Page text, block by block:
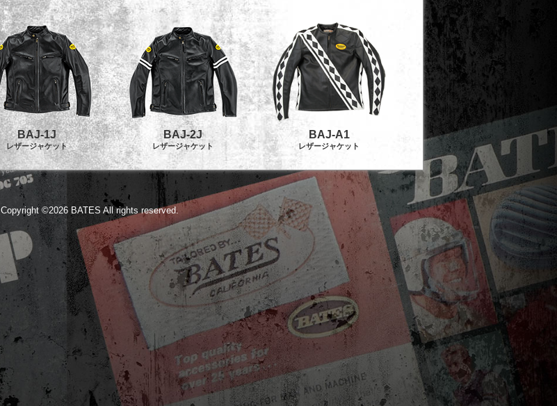
BAJ-1J
レザージャケット
BAJ-2J
レザージャケット
BAJ-A1
レザージャケット
Copyright ©2026 BATES All rights reserved.